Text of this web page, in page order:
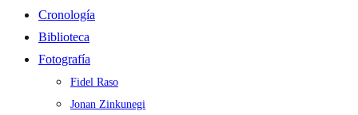
Cronología
Biblioteca
Fotografía
Fidel Raso
Jonan Zinkunegi